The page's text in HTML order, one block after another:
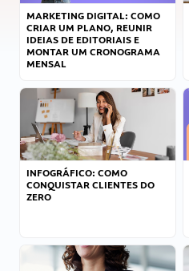
MARKETING DIGITAL: COMO
CRIAR UM PLANO, REUNIR
IDEIAS DE EDITORIAIS E
MONTAR UM CRONOGRAMA
MENSAL
INFOGRÁFICO: COMO
CONQUISTAR CLIENTES DO
ZERO